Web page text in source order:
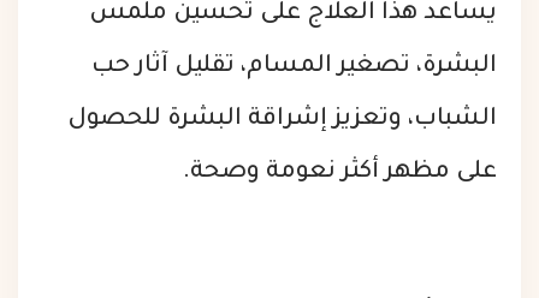
يساعد هذا العلاج على تحسين ملمس
البشرة، تصغير المسام، تقليل آثار حب
الشباب، وتعزيز إشراقة البشرة للحصول
على مظهر أكثر نعومة وصحة.